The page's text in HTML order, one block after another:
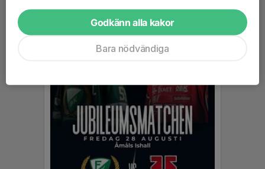
Godkänn alla kakor
Bara nödvändiga